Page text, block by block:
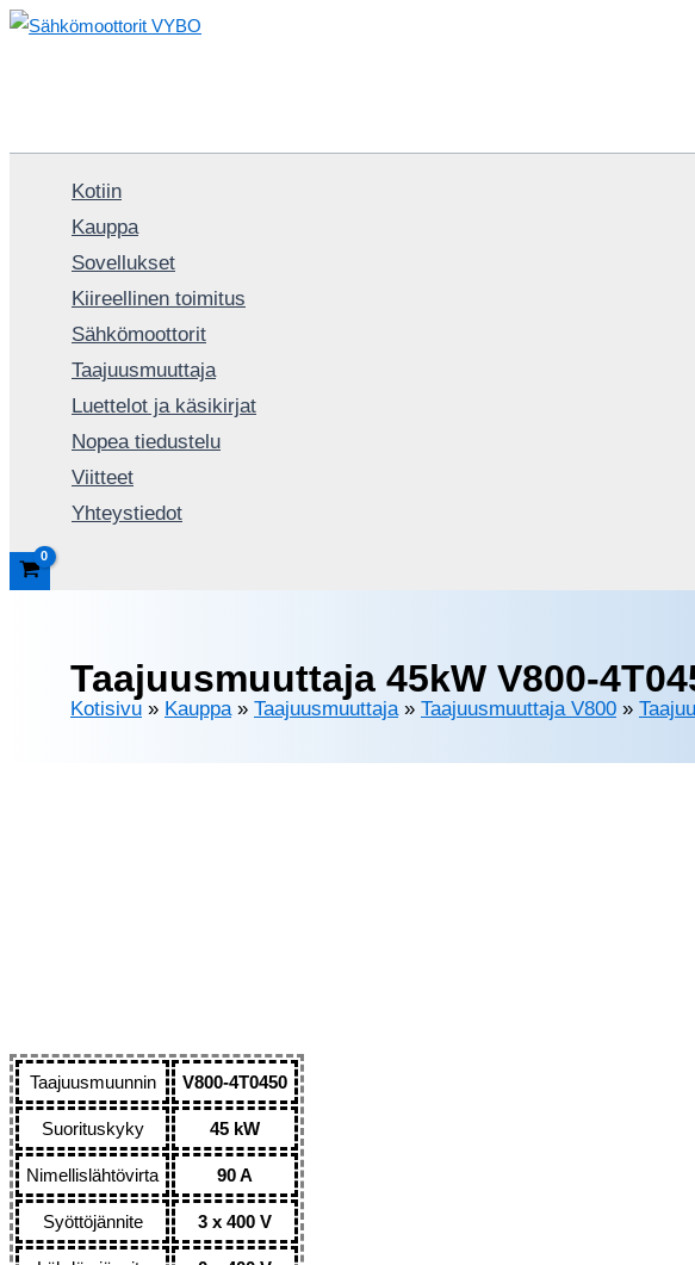
Siirry
Kotiin
Kauppa
Sovellukset
Kiireellinen toimitus
Sähkömoottorit
Taajuusmuuttaja
Luettelot ja käsikirjat
Nopea tiedustelu
Viitteet
Yhteystiedot
Taajuusmuuttaja 45kW V800-
Kotisivu » Kauppa» Taajuusmuuttaja» Taajuusmuuttaja V800 »
Taajuusmuunnin V800-4T0450
Suorituskyky 45 kW
Nimellislähtövirta 90 A
Syöttöjännite 3 x 400 V